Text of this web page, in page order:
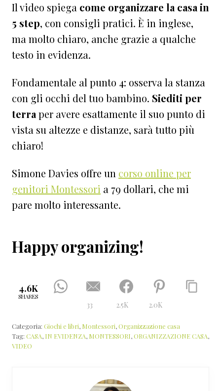
Il video spiega come organizzare la casa in
5 step, con consigli pratici. È in inglese,
ma molto chiaro, anche grazie a qualche
testo in evidenza.
Fondamentale al punto 4: osserva la stanza
con gli occhi del tuo bambino. Siediti per
terra per avere esattamente il suo punto di
vista su altezze e distanze, sarà tutto più
chiaro!
Simone Davies offre un corso online per
genitori Montessori a 79 dollari, che mi
pare molto interessante.
Happy organizing!
4.6K
SHARES
33 2.5K 2.0K
Categoria: Giochi e libri, Montessori,Organizzazione casa
Tag: CASA, IN EVIDENZA, MONTESSORI,ORGANIZZAZIONE CASA,
VIDEO